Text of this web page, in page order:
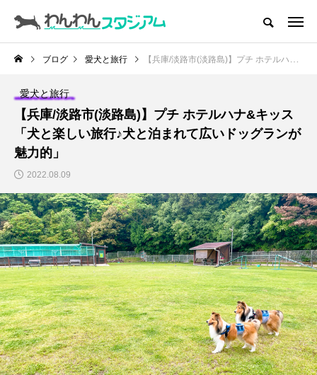
CATEGORY
ドッグラン
ドッグカフェ
愛犬とおでかけ (公園･施設etc)
愛犬と旅行
トリミングサロン
動物病院
コラム
トップページ
人気の記事ランキング
メンバー
会社概要
ブログ 愛犬と旅行 【兵庫/淡路市(淡路島)】プチ ホテルハナ&キッス「犬と楽しい旅行♪犬と泊まれて広いドッグランが魅力的」
愛犬と旅行
【兵庫/淡路市(淡路島)】プチ ホテルハナ&キッス
「犬と楽しい旅行♪犬と泊まれて広いドッグランが
魅力的」
2022.08.09